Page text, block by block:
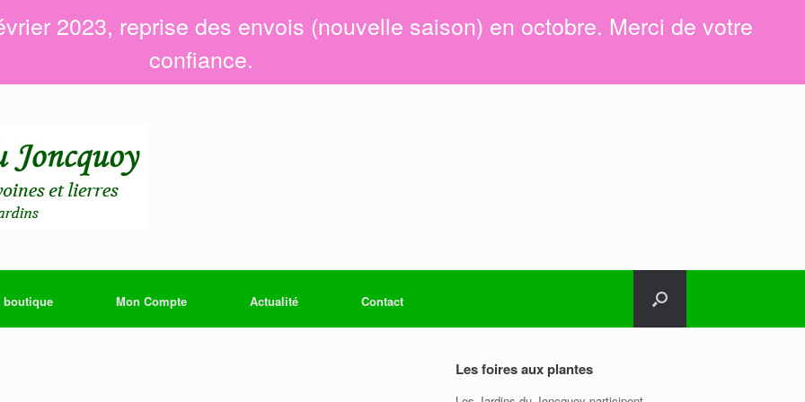
2023, reprise des envois (nouvelle saison) en octobre. Merci de votre
confiance.
boutique Mon Compte Actualité Contact
Les foires aux plantes